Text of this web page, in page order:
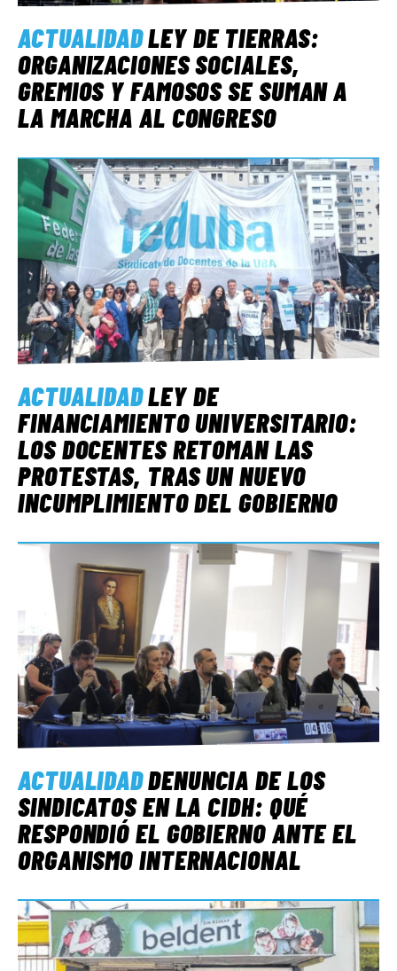
ACTUALIDADLEY DE TIERRAS:
ORGANIZACIONES SOCIALES,
GREMIOS Y FAMOSOS SE SUMAN A
LA MARCHA AL CONGRESO
ACTUALIDADLEY DE
FINANCIAMIENTO UNIVERSITARIO:
LOS DOCENTES RETOMAN LAS
PROTESTAS, TRAS UN NUEVO
INCUMPLIMIENTO DEL GOBIERNO
ACTUALIDADDENUNCIA DE LOS
SINDICATOS EN LA CIDH: QUÉ
RESPONDIÓ EL GOBIERNO ANTE EL
ORGANISMO INTERNACIONAL